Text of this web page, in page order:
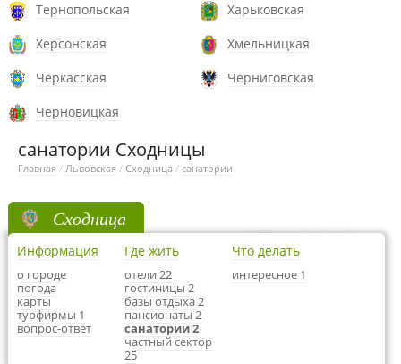
Тернопольская
Харьковская
Херсонская
Хмельницкая
Черкасская
Черниговская
Черновицкая
санатории Сходницы
Главная / Львовская / Сходница / санатории
Сходница
Информация
о городе
погода
карты
турфирмы 1
вопрос-ответ
Где жить
отели 22
гостиницы 2
базы отдыха 2
пансионаты 2
санатории 2
частный сектор
25
Что делать
интересное 1